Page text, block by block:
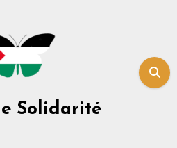
Solidarité